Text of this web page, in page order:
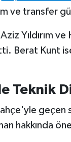
ve transfer
Yıldırım
Berat Kunt
Teknik
hakkında